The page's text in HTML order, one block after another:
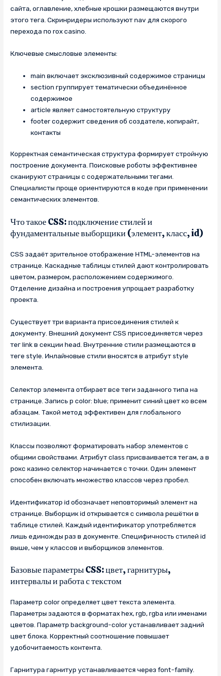
сайта, оглавление, хлебные крошки размещаются внутри
этого тега. Скринридеры используют nav для скорого
перехода по rox casino.
Ключевые смысловые элементы:
main включает эксклюзивный содержимое страницы
section группирует тематически объединённое
содержимое
article являет самостоятельную структуру
footer содержит сведения об создателе, копирайт,
контакты
Корректная семантическая структура формирует стройную
построение документа. Поисковые роботы эффективнее
сканируют страницы с содержательными тегами.
Специалисты проще ориентируются в коде при применении
семантических элементов.
Что такое CSS: подключение стилей и
фундаментальные выборщики (элемент, класс, id)
CSS задаёт зрительное отображение HTML-элементов на
странице. Каскадные таблицы стилей дают контролировать
цветом, размером, расположением содержимого.
Отделение дизайна и построения упрощает разработку
проекта.
Существует три варианта присоединения стилей к
документу. Внешний документ CSS присоединяется через
тег link в секции head. Внутренние стили размещаются в
теге style. Инлайновые стили вносятся в атрибут style
элемента.
Селектор элемента отбирает все теги заданного типа на
странице. Запись p color: blue; применит синий цвет ко всем
абзацам. Такой метод эффективен для глобального
стилизации.
Классы позволяют форматировать набор элементов с
общими свойствами. Атрибут class присваивается тегам, а в
рокс казино селектор начинается с точки. Один элемент
способен включать множество классов через пробел.
Идентификатор id обозначает неповторимый элемент на
странице. Выборщик id открывается с символа решётки в
таблице стилей. Каждый идентификатор употребляется
лишь единожды раз в документе. Специфичность стилей id
выше, чем у классов и выборщиков элементов.
Базовые параметры CSS: цвет, гарнитуры,
интервалы и работа с текстом
Параметр color определяет цвет текста элемента.
Параметры задаются в форматах hex, rgb, rgba или именами
цветов. Параметр background-color устанавливает задний
цвет блока. Корректный соотношение повышает
удобочитаемость контента.
Гарнитура гарнитур устанавливается через font-family.